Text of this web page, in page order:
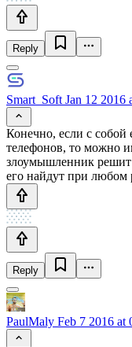
Reply
Smart_Soft Jan 12 2016
Конечно, если с собой
телефонов, то можно
злоумышленник решит
его найдут при любом
Reply
PaulMaly Feb 7 2016 at